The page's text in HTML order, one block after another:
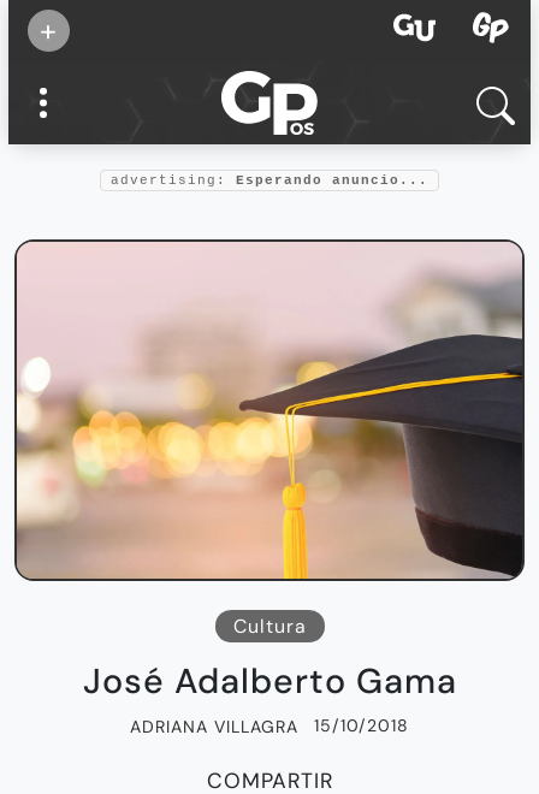
+
confianza
Foro salud
advertising: Esperando anuncio...
Cultura
José Adalberto Gama
ADRIANA VILLAGRA 15/10/2018
COMPARTIR